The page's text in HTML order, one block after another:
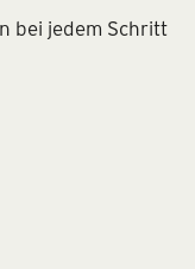
bei jedem Schritt